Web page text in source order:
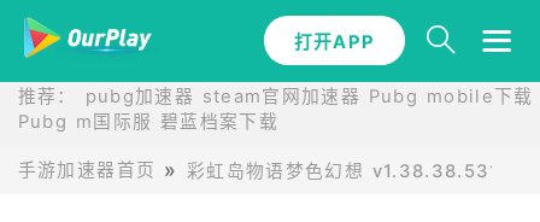
打开APP
推荐： pubg加速器 steam官网加速器 Pubg mobile下载
Pubg m国际服 碧蓝档案下载
手游加速器首页 彩虹岛物语梦色幻想 v1.38.38.53124